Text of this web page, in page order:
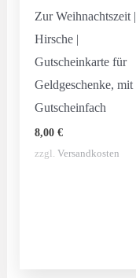
Zur Weihnachtszeit |
Hirsche |
Gutscheinkarte für
Geldgeschenke, mit
Gutscheinfach
8,00 €
zzgl. Versandkosten